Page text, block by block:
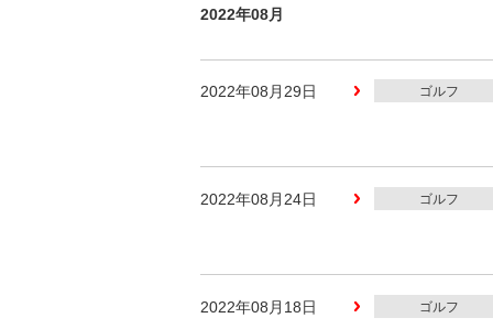
2022年08月
2022年08月29日 ゴルフ
2022年08月24日 ゴルフ
2022年08月18日 ゴルフ